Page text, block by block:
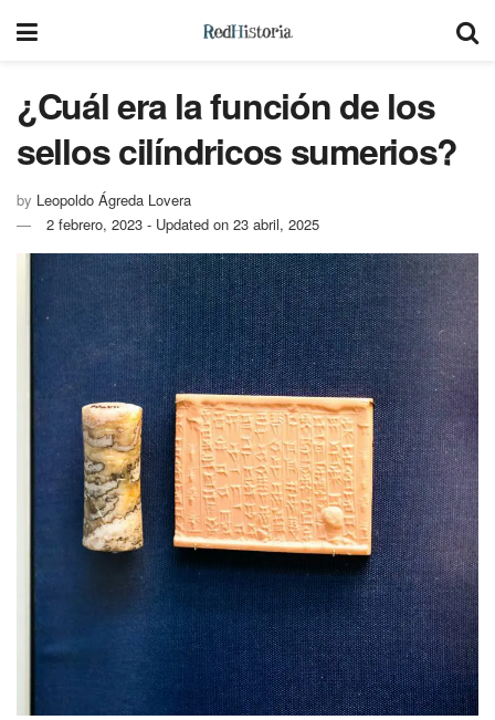
¿Cuál era la función de los
sellos cilíndricos sumerios?
by Leopoldo Ágreda Lovera
2 febrero, 2023 - Updated on 23 abril, 2025